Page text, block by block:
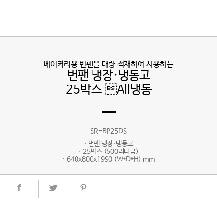
베이커리용 번팬을 대량 적재하여 사용하는
번팬 냉장·냉동고
25박스 All냉동
SR-BP25DS
· 번팬 냉장·냉동고
· 25박스 (500리터급)
· 640x800x1990 (W*D*H) mm